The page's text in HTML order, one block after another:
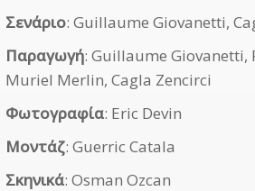
Σενάριο: Guillaume Giovanetti,
Παραγωγή: Guillaume Giovanetti,
Muriel Merlin, Cagla Zencirci
Φωτογραφία: Eric Devin
Μοντάζ: Guerric Catala
Σκηνικά: Osman Ozcan